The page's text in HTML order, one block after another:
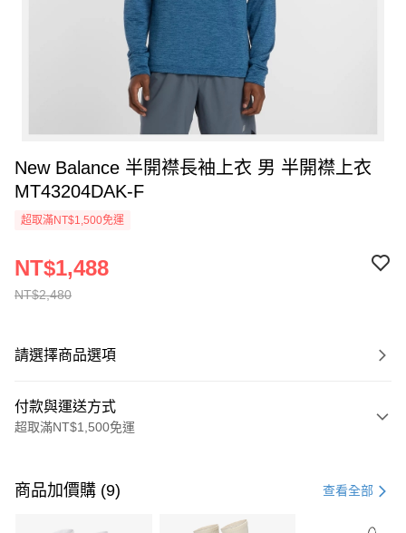
New Balance 半開襟長袖上衣 男 半開襟上衣
MT43204DAK-F
超取滿NT$1,500免運
NT$2,480
NT$1,488
請選擇商品選項
付款與運送方式
超取滿NT$1,500免運
信用卡一次付款
商品加價購 (9) 查看全部